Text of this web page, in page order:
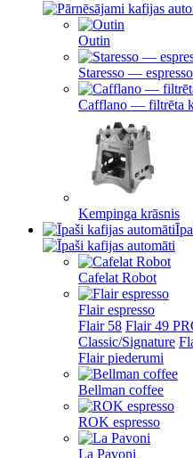
Outin
Staresso — espresso
Cafflano — filtrēta
Kempinga krāsnis
Cafelat Robot
Flair espresso
Flair 58 Flair 49
Classic/Signature
Flair piederumi
Bellman coffee
ROK espresso
La Pavoni